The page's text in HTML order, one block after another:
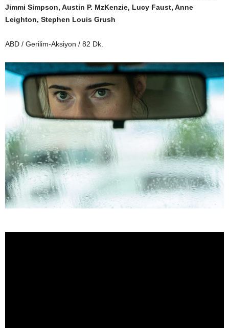
Jimmi Simpson, Austin P. MzKenzie, Lucy Faust, Anne
Leighton, Stephen Louis Grush
ABD / Gerilim-Aksiyon / 82 Dk.